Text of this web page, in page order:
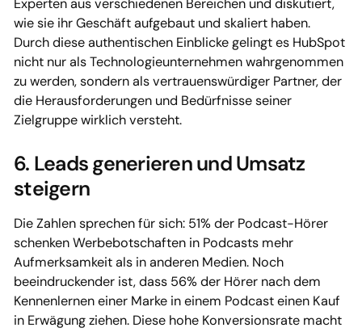
Experten aus verschiedenen Bereichen und diskutiert,
wie sie ihr Geschäft aufgebaut und skaliert haben.
Durch diese authentischen Einblicke gelingt es HubSpot
nicht nur als Technologieunternehmen wahrgenommen
zu werden, sondern als vertrauenswürdiger Partner, der
die Herausforderungen und Bedürfnisse seiner
Zielgruppe wirklich versteht.
6. Leads generieren und Umsatz
steigern
Die Zahlen sprechen für sich: 51% der Podcast-Hörer
schenken Werbebotschaften in Podcasts mehr
Aufmerksamkeit als in anderen Medien. Noch
beeindruckender ist, dass 56% der Hörer nach dem
Kennenlernen einer Marke in einem Podcast einen Kauf
in Erwägung ziehen. Diese hohe Konversionsrate macht